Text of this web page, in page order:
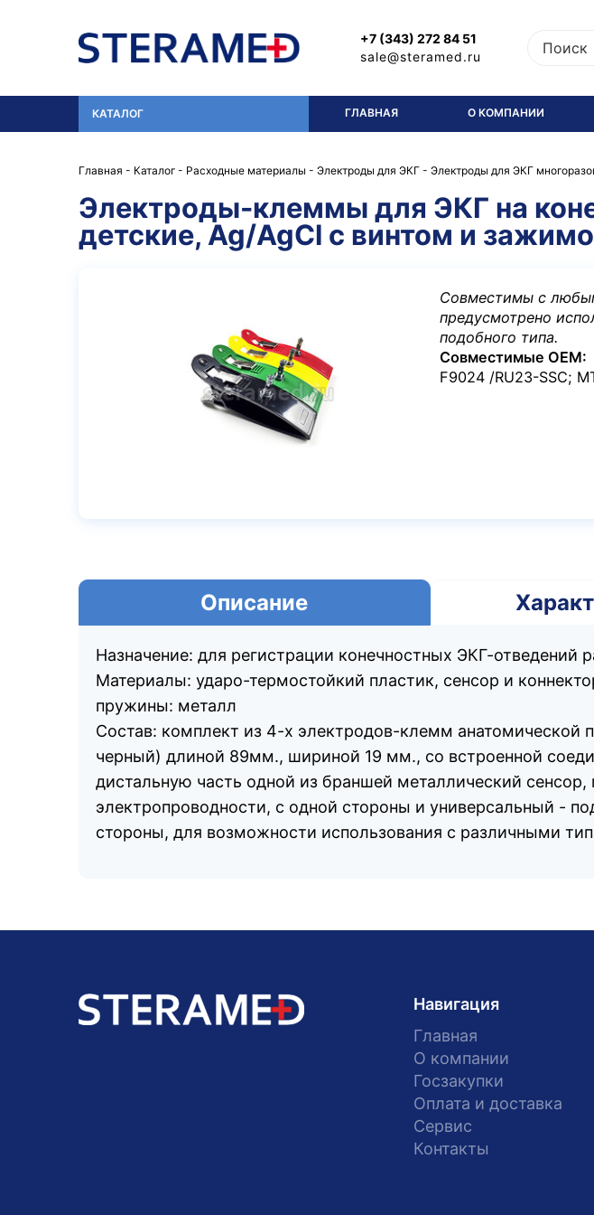
Перейти к основному содержанию
+7 (343) 272 84 51
sale@steramed.ru
КАТАЛОГ ГЛАВНАЯ О КОМПАНИИ
Главная - Каталог - Расходные материалы - Электроды для ЭКГ - Электроды для ЭКГ
Электроды-клеммы для ЭКГ на
детские, Ag/AgCl с винтом и
Совместимы с
предусмотрено
подобного типа.
Совместимые OEM:
F9024 /RU23-SSC;
Описание
Назначение: для регистрации конечностных ЭКГ-
Материалы: ударо-термостойкий пластик, сенсор и
пружины: металл
Состав: комплект из 4-х электродов-клемм
черный) длиной 89мм., шириной 19 мм., со встроенной
дистальную часть одной из браншей металлический
электропроводности, с одной стороны и универсальный -
стороны, для возможности использования с различными
Навигация
Главная
О компании
Госзакупки
Оплата и доставка
Сервис
Контакты